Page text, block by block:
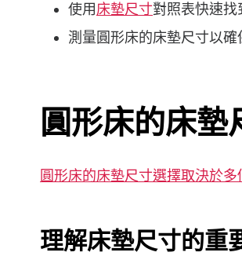
使用床墊尺寸對照表快速找
測量圓形床的床墊尺寸以確
圓形床的床墊
圓形床的床墊尺寸選擇取決於多
理解床墊尺寸的重